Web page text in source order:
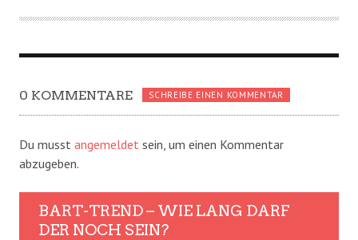
0 KOMMENTARE SCHREIBE EINEN KOMMENTAR
Du musst angemeldet sein, um einen Kommentar
abzugeben.
BART-TREND – WIE LANG DARF
DER NOCH SEIN?